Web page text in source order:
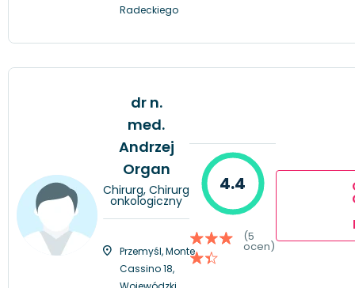
Radeckiego
dr n.
med.
Andrzej
Organ
Chirurg, Chirurg
onkologiczny
Przemyśl, Monte
Cassino 18,
4.4
(5
ocen)